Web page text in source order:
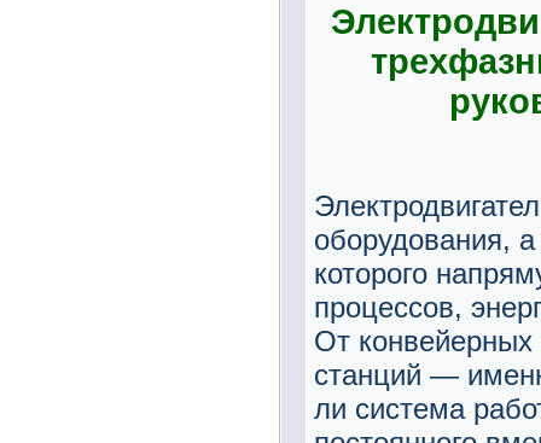
оборудования,
которого
процессов,
От
станций —
ли система